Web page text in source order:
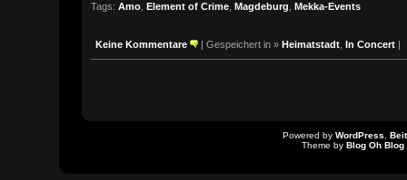
Tags: Amo Element of Crime Magdeburg Mekka-Events
Keine Kommentare | Gespeichert in » Heimatstadt In Concert |
Powered by WordPress
Theme by Blog Oh Blog